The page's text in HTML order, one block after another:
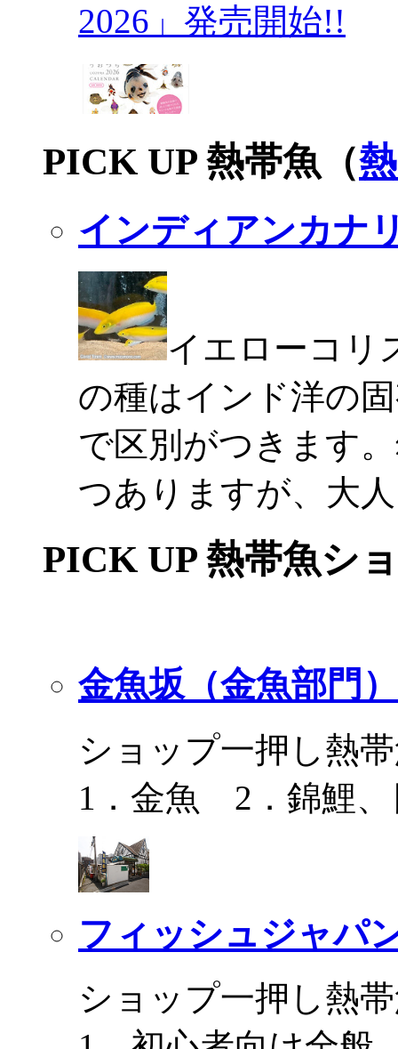
2026」発売開始!!
PICK UP 熱帯魚（
インディアンカナ
イエローコリ
の種はインド洋の
で区別がつきます
つありますが、大
PICK UP 熱帯魚シ
金魚坂（金魚部門）
ショップ一押し熱
1．金魚 2．錦鯉、
フィッシュジャパ
ショップ一押し熱